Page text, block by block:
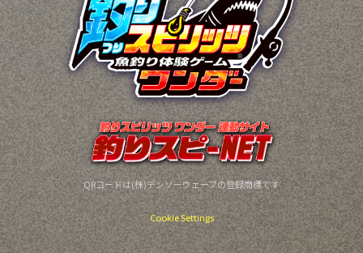
QRコードは(株)デンソーウェーブの登録商標です
Cookie Settings